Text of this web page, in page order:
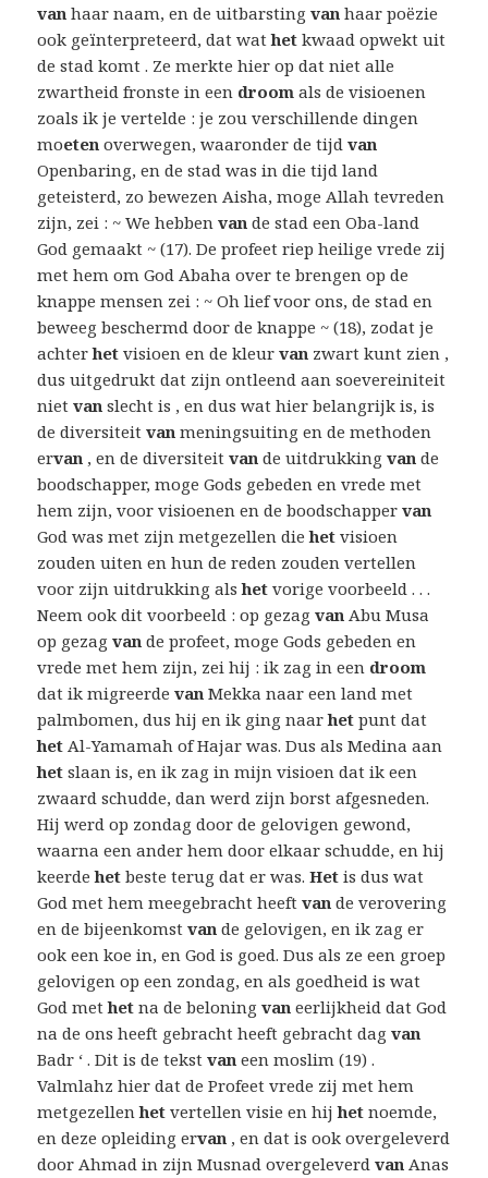
van haar naam, en de uitbarstingvan haar poëzie
ook geïnterpreteerd, dat wathet kwaad opwekt uit
de stad komt . Ze merkte hier op dat niet alle
zwartheid fronste in een droom als de visioenen
zoals ik je vertelde : je zou verschillende dingen
moeten overwegen, waaronder de tijdvan
Openbaring, en de stad was in die tijd land
geteisterd, zo bewezen Aisha, moge Allah tevreden
zijn, zei : ~ We hebbenvan de stad een Oba-land
God gemaakt ~ (17). De profeet riep heilige vrede zij
met hem om God Abaha over te brengen op de
knappe mensen zei : ~ Oh lief voor ons, de stad en
beweeg beschermd door de knappe ~ (18), zodat je
achterhet visioen en de kleurvan zwart kunt zien ,
dus uitgedrukt dat zijn ontleend aan soevereiniteit
nietvan slecht is , en dus wat hier belangrijk is, is
de diversiteitvan meningsuiting en de methoden
ervan , en de diversiteitvan de uitdrukkingvan de
boodschapper, moge Gods gebeden en vrede met
hem zijn, voor visioenen en de boodschappervan
God was met zijn metgezellen diehet visioen
zouden uiten en hun de reden zouden vertellen
voor zijn uitdrukking alshet vorige voorbeeld . . .
Neem ook dit voorbeeld : op gezagvan Abu Musa
op gezagvan de profeet, moge Gods gebeden en
vrede met hem zijn, zei hij : ik zag in een droom
dat ik migreerdevan Mekka naar een land met
palmbomen, dus hij en ik ging naarhet punt dat
het Al-Yamamah of Hajar was. Dus als Medina aan
het slaan is, en ik zag in mijn visioen dat ik een
zwaard schudde, dan werd zijn borst afgesneden.
Hij werd op zondag door de gelovigen gewond,
waarna een ander hem door elkaar schudde, en hij
keerdehet beste terug dat er was.Het is dus wat
God met hem meegebracht heeftvan de verovering
en de bijeenkomstvan de gelovigen, en ik zag er
ook een koe in, en God is goed. Dus als ze een groep
gelovigen op een zondag, en als goedheid is wat
God methet na de beloningvan eerlijkheid dat God
na de ons heeft gebracht heeft gebracht dagvan
Badr ‘ . Dit is de tekstvan een moslim (19) .
Valmlahz hier dat de Profeet vrede zij met hem
metgezellenhet vertellen visie en hijhet noemde,
en deze opleiding ervan , en dat is ook overgeleverd
door Ahmad in zijn Musnad overgeleverdvan Anas